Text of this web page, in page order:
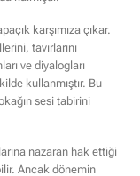
karşımıza çıkar.
tavırlarını
ve diyalogları
kullanmıştır. Bu
sesi tabirini
nazaran hak ettiği
Ancak dönemin